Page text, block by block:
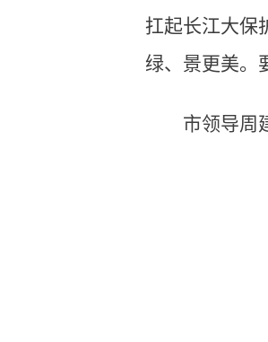
扛起长江大保
绿、景更美。
市领导周